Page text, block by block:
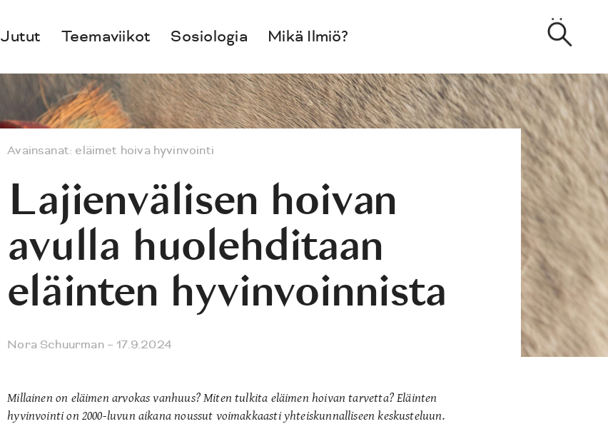
Jutut Teemaviikot Sosiologia Mikä Ilmiö?
Avainsanat: eläimet hoiva hyvinvointi
Lajienvälisen hoivan
avulla huolehditaan
eläinten hyvinvoinnista
Nora Schuurman– 17.9.2024
Millainen on eläimen arvokas vanhuus? Miten tulkita eläimen hoivan tarvetta?Eläinten
hyvinvointi on 2000-luvun aikana noussut voimakkaasti yhteiskunnalliseen keskusteluun.